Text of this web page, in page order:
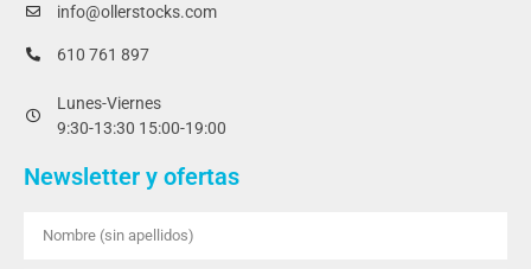
info@ollerstocks.com
610 761 897
Lunes-Viernes
9:30-13:30 15:00-19:00
Newsletter y ofertas